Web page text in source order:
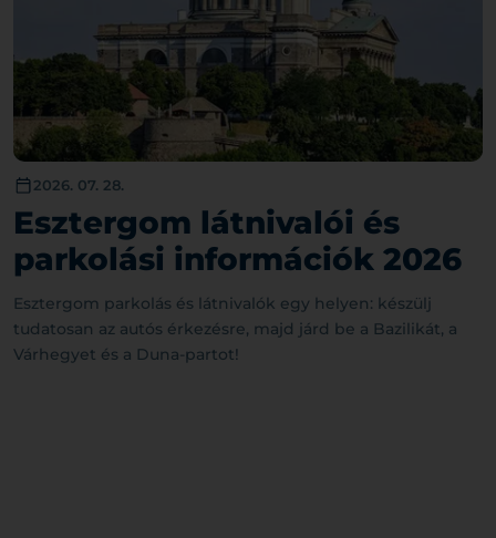
2026. 07. 28.
Esztergom látnivalói és
parkolási információk 2026
Esztergom parkolás és látnivalók egy helyen: készülj
tudatosan az autós érkezésre, majd járd be a Bazilikát, a
Várhegyet és a Duna-partot!